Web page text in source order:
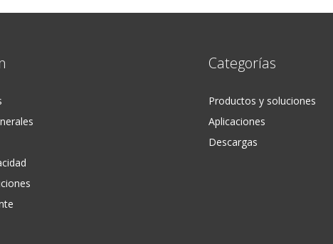
Categorías
Productos y soluciones
Aplicaciones
Descargas